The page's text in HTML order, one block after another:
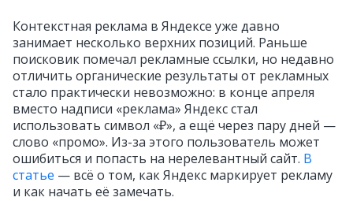
Контекстная реклама в Яндексе уже давно
занимает несколько верхних позиций. Раньше
поисковик помечал рекламные ссылки, но недавно
отличить органические результаты от рекламных
стало практически невозможно: в конце апреля
вместо надписи «реклама» Яндекс стал
использовать символ «₽», а ещё через пару дней —
слово «промо». Из-за этого пользователь может
ошибиться и попасть на нерелевантный сайт. В
статье — всё о том, как Яндекс маркирует рекламу
и как начать её замечать.